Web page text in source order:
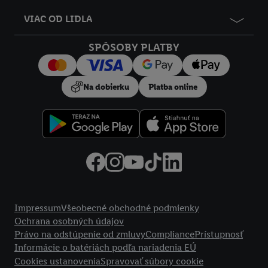
VIAC OD LIDLA
SPÔSOBY PLATBY
Na dobierku Platba online
ImpressumVšeobecné obchodné podmienky
Ochrana osobných údajov
Právo na odstúpenie od zmluvyCompliancePrístupnosť
Informácie o batériách podľa nariadenia EÚ
Cookies ustanoveniaSpravovať súbory cookie
Kliknutím na možnosť "
používanie potrebných technológií. Kliknutím na "Súhlasím"
vyjadríte súhlas so spracúvaním na všetky vyššie uvedené účely.
Ďalšie informácie vrátane informácií o dobe uchovávania
údajov a Vašom práve kedykoľvek odvolať súhlas s účinnosťou
do budúcnosti nájdete v našichzásadách ochrany osobných
.Imprint nájdete tu.